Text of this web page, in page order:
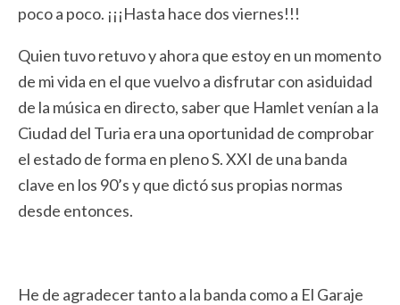
poco a poco. ¡¡¡Hasta hace dos viernes!!!
Quien tuvo retuvo y ahora que estoy en un momento
de mi vida en el que vuelvo a disfrutar con asiduidad
de la música en directo, saber que Hamlet venían a la
Ciudad del Turia era una oportunidad de comprobar
el estado de forma en pleno S. XXI de una banda
clave en los 90’s y que dictó sus propias normas
desde entonces.
He de agradecer tanto a la banda como a El Garaje